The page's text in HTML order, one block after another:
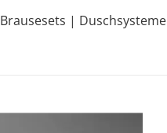
Brausesets | Duschsysteme